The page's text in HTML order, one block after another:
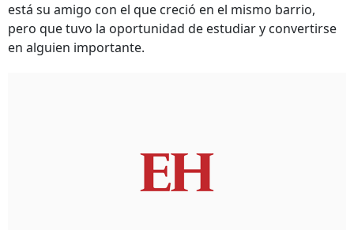
está su amigo con el que creció en el mismo barrio,
pero que tuvo la oportunidad de estudiar y convertirse
en alguien importante.